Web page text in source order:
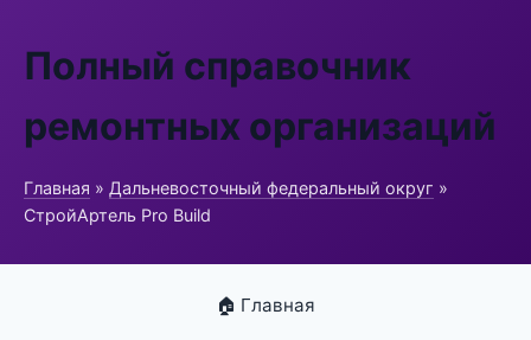
Полный справочник
ремонтных организаций
Главная » Дальневосточный федеральный округ »
СтройАртель Pro Build
🏠 Главная